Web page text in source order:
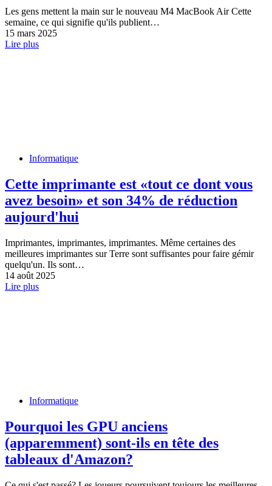
Les gens mettent la main sur le nouveau M4 MacBook Air Cette
semaine, ce qui signifie qu'ils publient…
15 mars 2025
Lire plus
Informatique
Cette imprimante est «tout ce dont vous
avez besoin» et son 34% de réduction
aujourd'hui
Imprimantes, imprimantes, imprimantes. Même certaines des
meilleures imprimantes sur Terre sont suffisantes pour faire gémir
quelqu'un. Ils sont…
14 août 2025
Lire plus
Informatique
Pourquoi les GPU anciens
(apparemment) sont-ils en tête des
tableaux d'Amazon?